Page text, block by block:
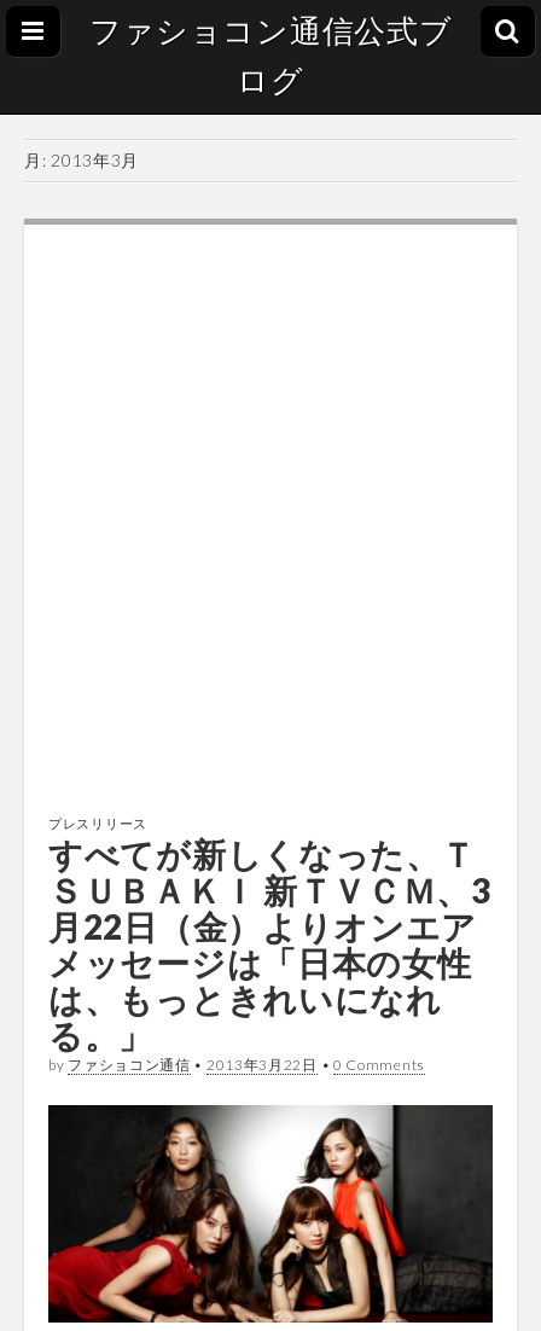
ファショコン通信公式ブ
ログ
月: 2013年3月
プレスリリース
すべてが新しくなった、Ｔ
ＳＵＢＡＫＩ 新ＴＶＣＭ、3
月22日（金）よりオンエア
メッセージは「日本の女性
は、もっときれいになれ
る。」
by ファショコン通信 • 2013年3月22日 • 0 Comments